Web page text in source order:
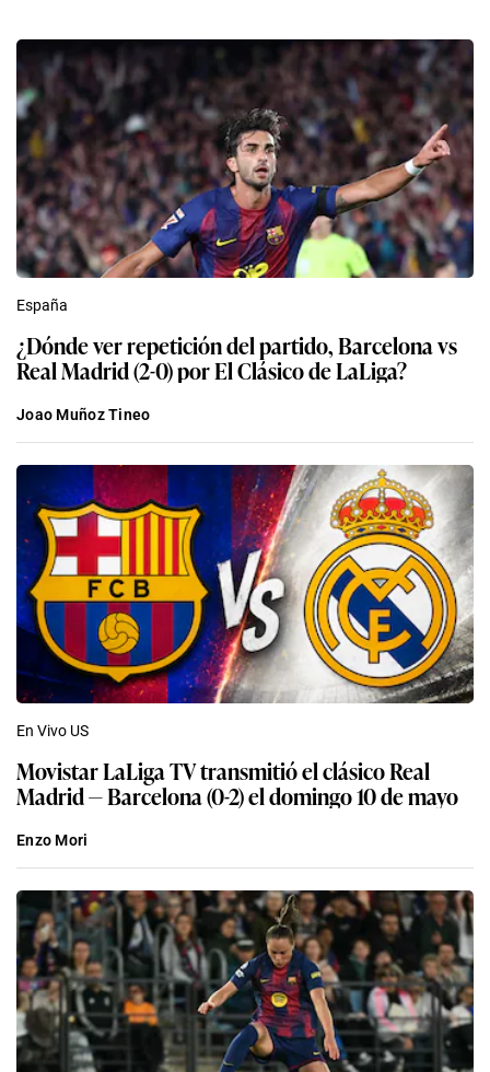
España
¿Dónde ver repetición del partido, Barcelona vs
Real Madrid (2-0) por El Clásico de LaLiga?
Joao Muñoz Tineo
En Vivo US
Movistar LaLiga TV transmitió el clásico Real
Madrid — Barcelona (0-2) el domingo 10 de mayo
Enzo Mori